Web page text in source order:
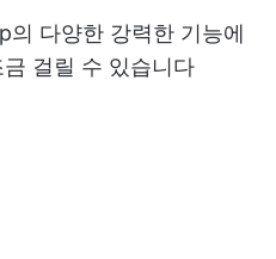
의 다양한 강력한 기능에
걸릴 수 있습니다